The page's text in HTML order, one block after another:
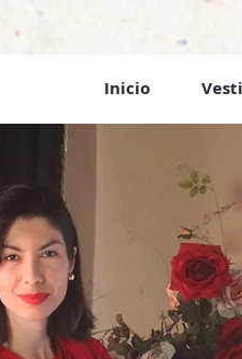
Inicio
Frete Fixo R$19,90 para